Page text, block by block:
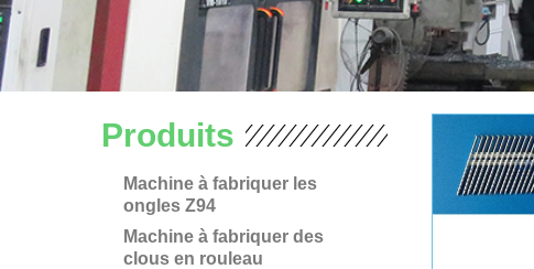
Produits
Machine à fabriquer les
ongles Z94
Machine à fabriquer des
clous en rouleau